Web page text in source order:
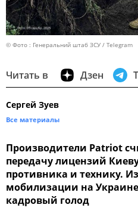
© Фото : Генеральний штаб ЗСУ / Telegram
Читать в Дзен
Сергей Зуев
Все материалы
Производители Patriot
передачу лицензий
противника и технику.
мобилизации на
кадровый голод